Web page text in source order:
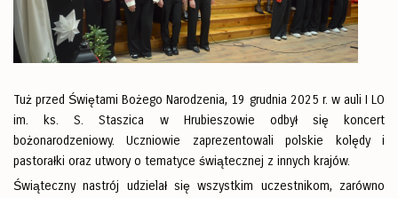
Tuż przed Świętami Bożego Narodzenia, 19 grudnia 2025 r. w auli I LO
im. ks. S. Staszica w Hrubieszowie odbył się koncert
bożonarodzeniowy. Uczniowie zaprezentowali polskie kolędy i
pastorałki oraz utwory o tematyce świątecznej z innych krajów.
Świąteczny nastrój udzielał się wszystkim uczestnikom, zarówno